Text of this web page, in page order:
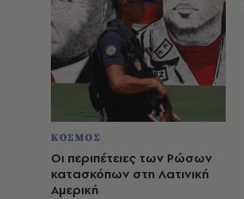
ΚΟΣΜΟΣ
Οι περιπέτειες των Ρώσων
κατασκόπων στη Λατινική
Αμερική